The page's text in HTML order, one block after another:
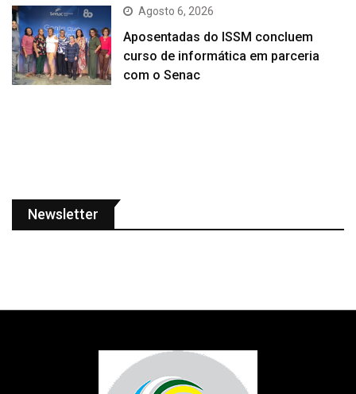
Agosto 6, 2026
Aposentadas do ISSM concluem
curso de informática em parceria
com o Senac
Newsletter